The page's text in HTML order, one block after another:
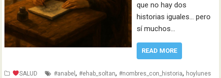
que no hay dos
historias iguales… pero
sí muchos…
READ MORE
SALUD #anabel,#ehab_soltan,#nombres_con_historia, hoylunes